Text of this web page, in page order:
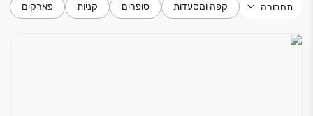
תחבורה קפה ומסעדות סופרים קניות פארקים